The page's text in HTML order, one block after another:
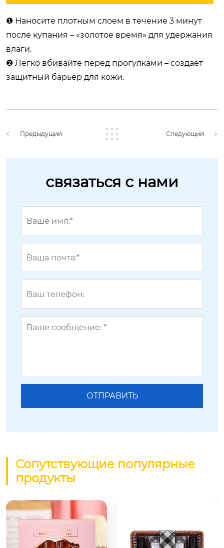
❶ Наносите плотным слоем в течение 3 минут
после купания – «золотое время» для удержания
влаги.
❷ Легко вбивайте перед прогулками – создаёт
защитный барьер для кожи.
Предыдущий Следующий
связаться с нами
Сопутствующие популярные
продукты